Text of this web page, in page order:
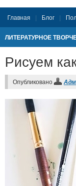
Главная Блог
ЛИТЕРАТУРНОЕ
Рисуем
Опубликовано